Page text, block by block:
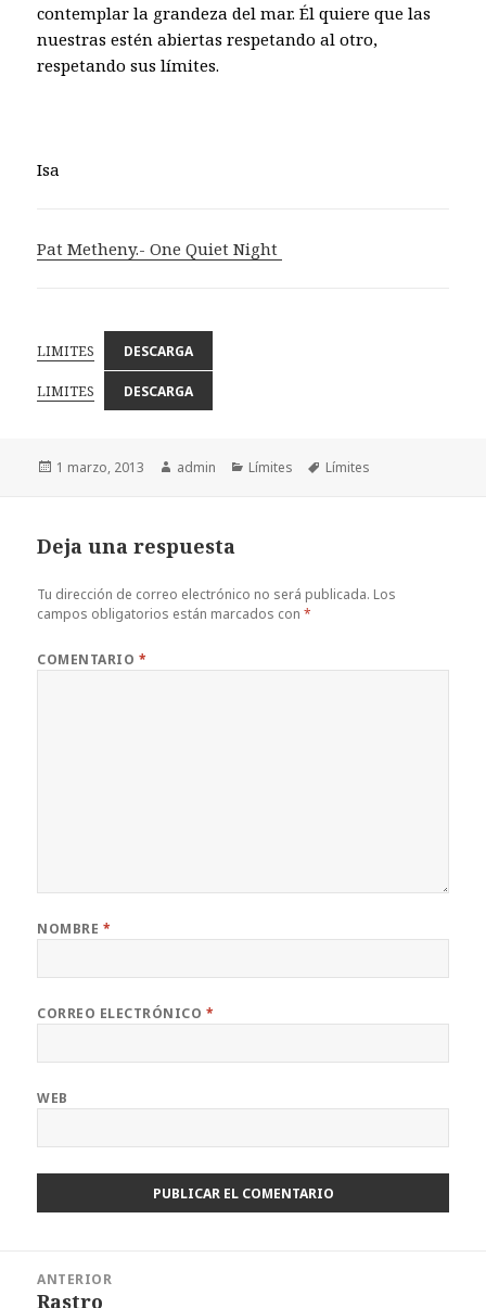
contemplar la grandeza del mar. Él quiere que las
nuestras estén abiertas respetando al otro,
respetando sus límites.
Isa
Pat Metheny.- One Quiet Night
LIMITES DESCARGA
LIMITES DESCARGA
Publicado
1 marzo, 2013 Autor
admin Categorías
Límites Etiquetas
Límites
Deja una respuesta
Tu dirección de correo electrónico no será publicada. Los
campos obligatorios están marcados con*
COMENTARIO *
NOMBRE *
CORREO ELECTRÓNICO *
WEB
ANTERIOR
Entrada
Rastro